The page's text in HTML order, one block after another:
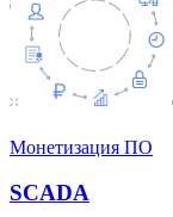
Монетизация ПО
SCADA